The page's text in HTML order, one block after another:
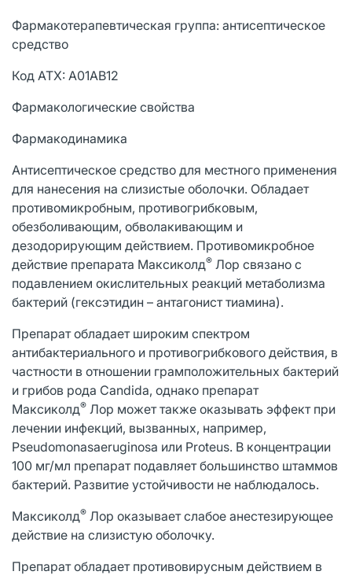
Фармакотерапевтическая группа: антисептическое
средство
Код АТХ: А01AВ12
Фармакологические свойства
Фармакодинамика
Антисептическое средство для местного применения
для нанесения на слизистые оболочки. Обладает
противомикробным, противогрибковым,
обезболивающим, обволакивающим и
дезодорирующим действием. Противомикробное
действие препарата Максиколд® Лор связано с
подавлением окислительных реакций метаболизма
бактерий (гексэтидин – антагонист тиамина).
Препарат обладает широким спектром
антибактериального и противогрибкового действия, в
частности в отношении грамположительных бактерий
и грибов рода Candida, однако препарат
Максиколд® Лор может также оказывать эффект при
лечении инфекций, вызванных, например,
Pseudomonasaeruginosa или Proteus. В концентрации
100 мг/мл препарат подавляет большинство штаммов
бактерий. Развитие устойчивости не наблюдалось.
Максиколд® Лор оказывает слабое анестезирующее
действие на слизистую оболочку.
Препарат обладает противовирусным действием в